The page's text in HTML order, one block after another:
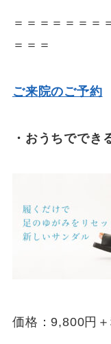
＝＝＝＝＝＝＝
＝＝＝
ご来院のご予約
・おうちででき
価格：9,800円